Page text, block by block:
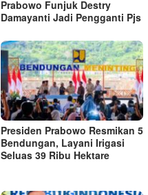
Prabowo Funjuk Destry
Damayanti Jadi Pengganti Pjs
Presiden Prabowo Resmikan 5
Bendungan, Layani Irigasi
Seluas 39 Ribu Hektare